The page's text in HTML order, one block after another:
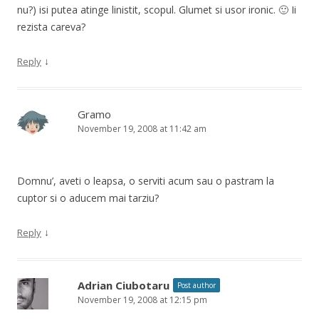
nu?) isi putea atinge linistit, scopul. Glumet si usor ironic. 🙂 Ii
rezista careva?
Reply ↓
Gramo
November 19, 2008 at 11:42 am
Domnu’, aveti o leapsa, o serviti acum sau o pastram la
cuptor si o aducem mai tarziu?
Reply ↓
Adrian Ciubotaru Post author
November 19, 2008 at 12:15 pm